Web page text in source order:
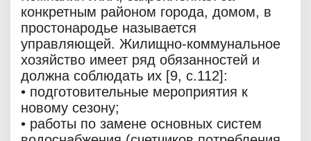
конкретным районом города, домом, в
простонародье называется
управляющей. Жилищно-коммунальное
хозяйство имеет ряд обязанностей и
должна соблюдать их [9, c.112]:
• подготовительные мероприятия к
новому сезону;
• работы по замене основных систем